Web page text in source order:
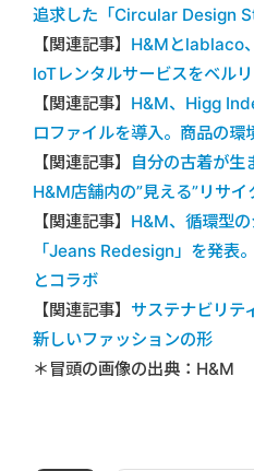
追求した「Circular Design
【関連記事】 H&Mとlablaco
IoTレンタルサービスをベル
【関連記事】 H&M、Higg
ロファイルを導入。商品の環
【関連記事】
自分の古着が生
H&M店舗内の”見える”リサイ
【関連記事】 H&M、循環型
「Jeans Redesign」を発表
とコラボ
【関連記事】 サステナビリテ
新しいファッションの形
＊冒頭の画像の出典：H&M